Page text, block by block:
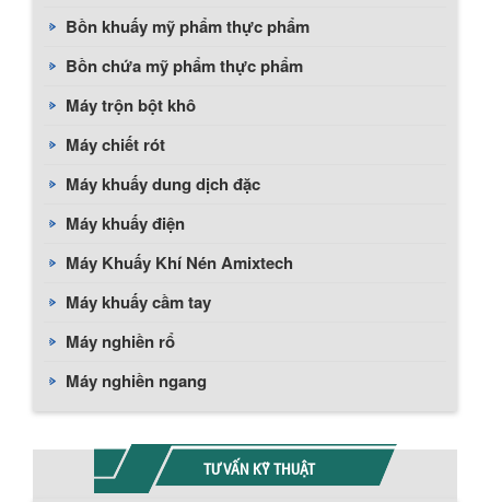
Bồn khuấy mỹ phẩm thực phẩm
Bồn chứa mỹ phẩm thực phẩm
Máy trộn bột khô
Máy chiết rót
Máy khuấy dung dịch đặc
Máy khuấy điện
Máy Khuấy Khí Nén Amixtech
Máy khuấy cầm tay
Máy nghiền rổ
Máy nghiền ngang
TƯ VẤN KỸ THUẬT